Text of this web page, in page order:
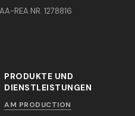
REA NR. 1278816
PRODUKTE UND
DIENSTLEISTUNGEN
AM PRODUCTION